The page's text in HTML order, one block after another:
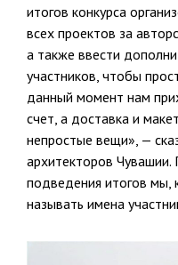
итогов конкурса
всех проектов за
а также ввести
участников, чтобы
данный момент нам
счет, а доставка и
непростые вещи», —
архитекторов Чувашии.
подведения итогов
называть имена